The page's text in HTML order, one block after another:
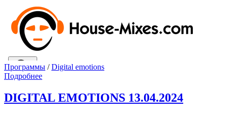
Программы /Digital emotions
Подробнее
DIGITAL EMOTIONS 13.04.2024